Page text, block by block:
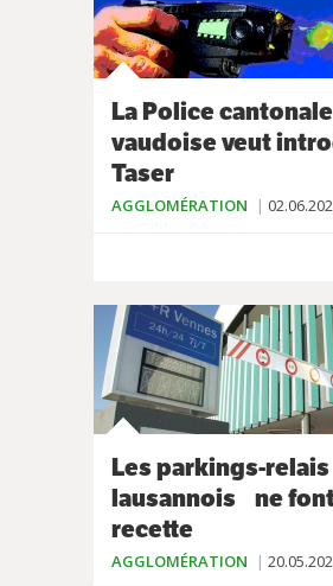
La Police cantonale
vaudoise veut
Taser
AGGLOMÉRATION
Les parkings-relais
lausannois ne
recette
AGGLOMÉRATION